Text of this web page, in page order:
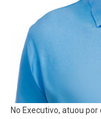
No Executivo, atuou